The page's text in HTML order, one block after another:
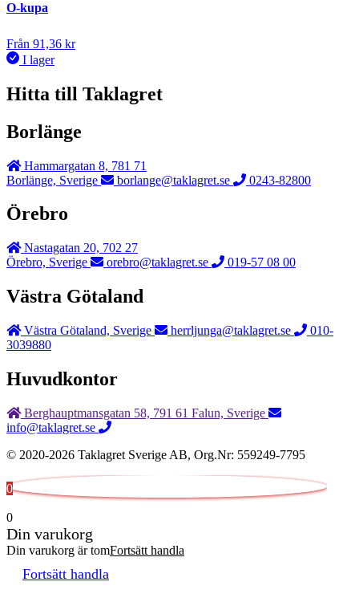
O-kupa
Från 91,36 kr
I lager
Hitta till Taklagret
Borlänge
Hammargatan 8, 781 71
Borlänge, Sverige
borlange@taklagret.se 0243-82800
Örebro
Nastagatan 20, 702 27
Örebro, Sverige
orebro@taklagret.se 019-57 08 00
Västra Götaland
Västra Götaland, Sverige herrljunga@taklagret.se
010-
3039880
Huvudkontor
Berghauptmansgatan 58, 791 61 Falun, Sverige
info@taklagret.se
© 2020-2026 Taklagret Sverige AB, Org.Nr: 559249-7795
0
0
Din varukorg
Din varukorg är tomFortsätt handla
Fortsätt handla